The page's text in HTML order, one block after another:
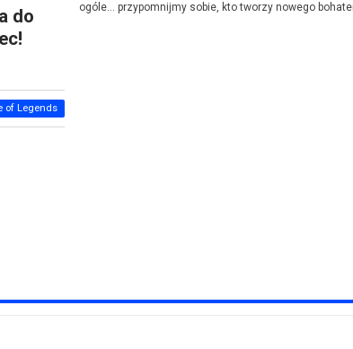
do
of Legends
ogóle... przypomnijmy sobie, kto tworzy nowego